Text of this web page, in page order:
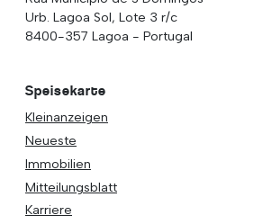
Urb. Lagoa Sol, Lote 3 r/c
8400-357 Lagoa - Portugal
Speisekarte
Kleinanzeigen
Neueste
Immobilien
Mitteilungsblatt
Karriere